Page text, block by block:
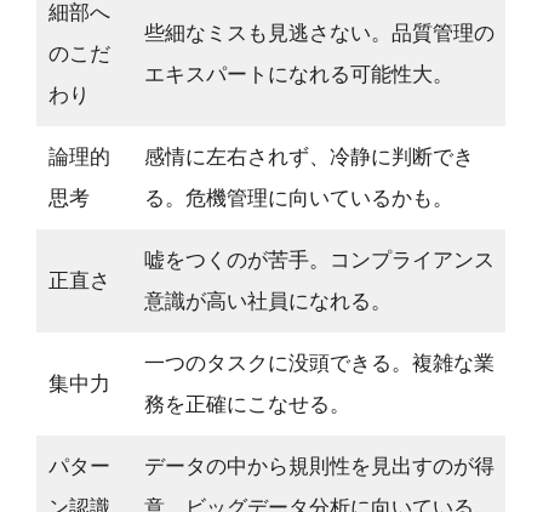
細部へ
のこだ
わり
些細なミスも見逃さない。品質管理の
エキスパートになれる可能性大。
論理的
思考
感情に左右されず、冷静に判断でき
る。危機管理に向いているかも。
正直さ
嘘をつくのが苦手。コンプライアンス
意識が高い社員になれる。
集中力
一つのタスクに没頭できる。複雑な業
務を正確にこなせる。
パター
データの中から規則性を見出すのが得